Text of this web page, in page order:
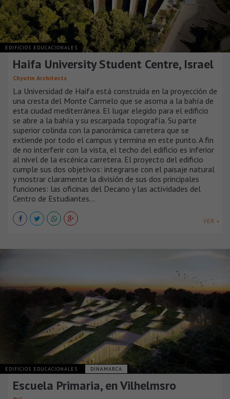
EDIFICIOS EDUCACIONALES
Haifa University Student Centre, Israel
Chyutin Architects
La Universidad de Haifa está construida en la proyección de
una cresta del Monte Carmelo que se asoma a la bahía de
esta ciudad mediterránea. El lugar elegido para el edificio
se abre a la bahía y su escarpada topografía. Su parte
superior colinda con la panorámica carretera que se
extiende por todo el campus y termina en este punto. A fin
de no interferir con la vista, el techo del edificio es inferior
al nivel de la escénica carretera. El proyecto del edificio
cumple sus dos objetivos: integrarse con el paisaje natural
y mostrar claramente la división de sus dos principales
funciones: las oficinas del Decano y las actividades del
Centro de Estudiantes...
VER +
EDIFICIOS EDUCACIONALES DINAMARCA
Escuela Primaria, en Vilhelmsro